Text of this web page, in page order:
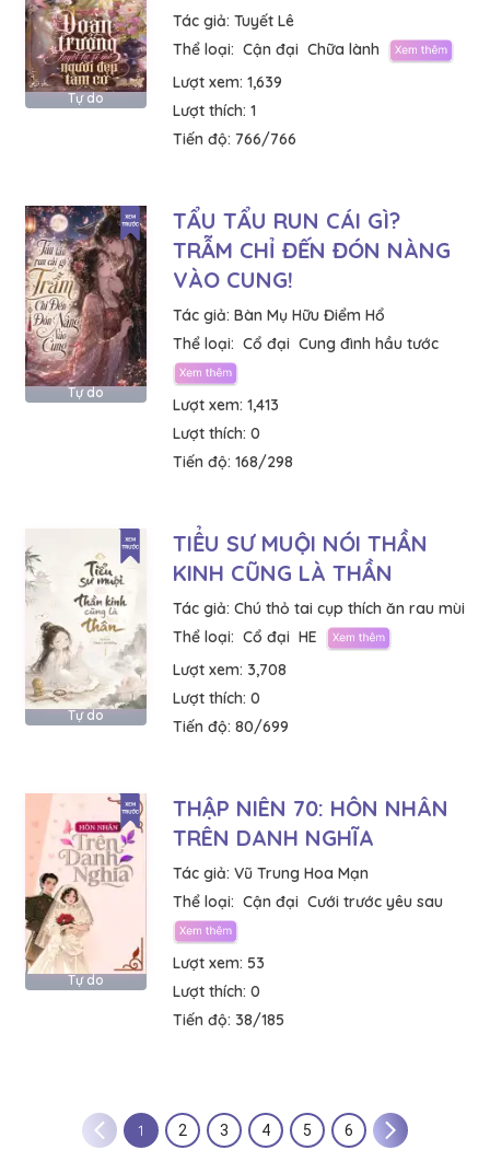
Tự do
Tác giả: Tuyết Lê
Thể loại: Cận đại Chữa lành
Lượt xem: 1,639
Lượt thích: 1
Tiến độ: 766/766
Tự do
TẨU TẨU RUN CÁI GÌ?
TRẪM CHỈ ĐẾN ĐÓN NÀNG
VÀO CUNG!
Tác giả: Bàn Mụ Hữu Điểm Hổ
Thể loại: Cổ đại Cung đình hầu tước
Lượt xem: 1,413
Lượt thích: 0
Tiến độ: 168/298
Tự do
TIỂU SƯ MUỘI NÓI THẦN
KINH CŨNG LÀ THẦN
Tác giả: Chú thỏ tai cụp thích ăn rau mùi
Thể loại: Cổ đại HE
Lượt xem: 3,708
Lượt thích: 0
Tiến độ: 80/699
Tự do
THẬP NIÊN 70: HÔN NHÂN
TRÊN DANH NGHĨA
Tác giả: Vũ Trung Hoa Mạn
Thể loại: Cận đại Cưới trước yêu sau
Lượt xem: 53
Lượt thích: 0
Tiến độ: 38/185
1 2 3 4 5 6